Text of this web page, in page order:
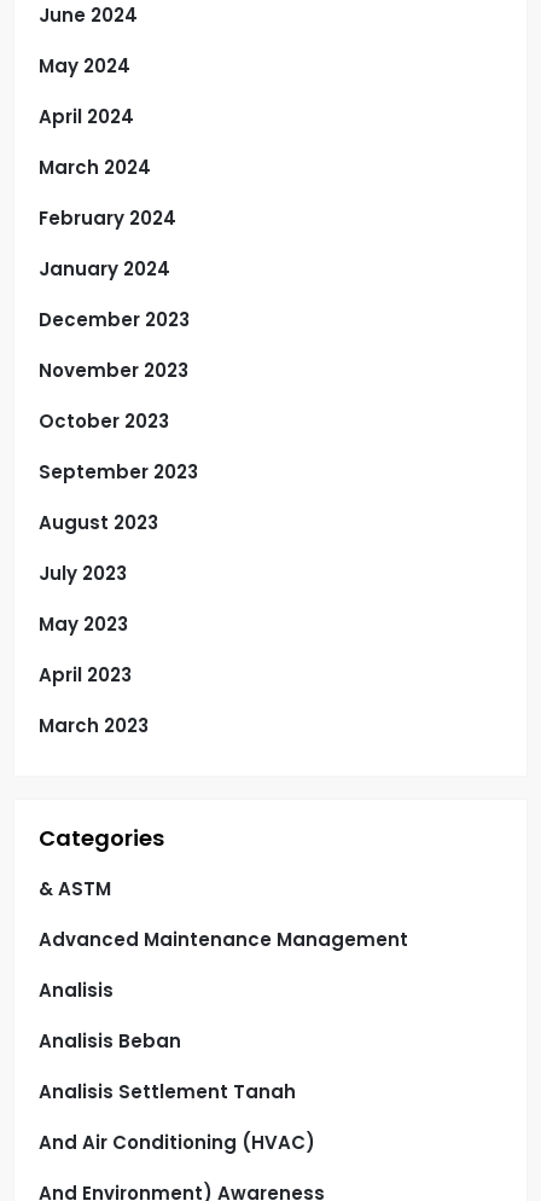
June 2024
May 2024
April 2024
March 2024
February 2024
January 2024
December 2023
November 2023
October 2023
September 2023
August 2023
July 2023
May 2023
April 2023
March 2023
Categories
& ASTM
Advanced Maintenance Management
Analisis
Analisis Beban
Analisis Settlement Tanah
And Air Conditioning (HVAC)
And Environment) Awareness